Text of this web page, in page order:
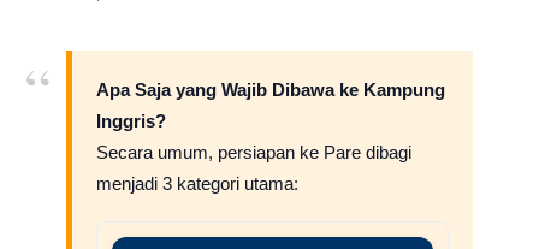
Apa Saja yang Wajib Dibawa ke Kampung
Inggris?
Secara umum, persiapan ke Pare dibagi
menjadi 3 kategori utama: